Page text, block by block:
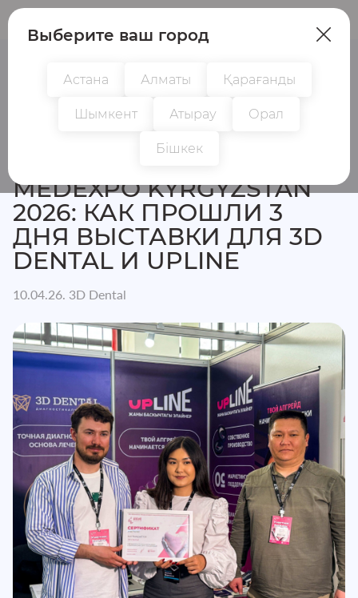
Жаңалықтар MedExpo Kyrgyzstan 2026:
MEDEXPO KYRGYZSTAN
2026: КАК ПРОШЛИ 3
ДНЯ ВЫСТАВКИ ДЛЯ 3D
DENTAL И UPLINE
10.04.26. 3D Dental
Выберите ваш город
Астана Алматы Қарағанды
Шымкент Атырау Орал
Бішкек